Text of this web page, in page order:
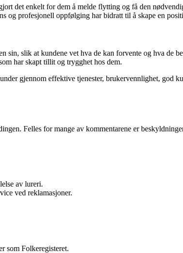
det enkelt for dem å melde flytting og få den
og profesjonell oppfølging har bidratt til å skape en
sin, slik at kundene vet hva de kan forvente og hva de
har skapt tillit og trygghet hos dem.
gjennom effektive tjenester, brukervennlighet, god
Felles for mange av kommentarene er
av lureri.
ved reklamasjoner.
som Folkeregisteret.